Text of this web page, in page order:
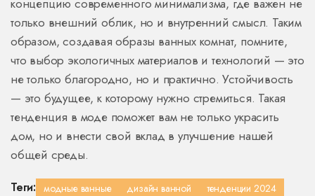
только внешний облик, но и внутренний смысл. Таким
образом, создавая образы ванных комнат, помните,
что выбор экологичных материалов и технологий — это
не только благородно, но и практично. Устойчивость
— это будущее, к которому нужно стремиться. Такая
тенденция в моде поможет вам не только украсить
дом, но и внести свой вклад в улучшение нашей
общей среды.
Теги: модные ванные дизайн ванной
тенденции 2024